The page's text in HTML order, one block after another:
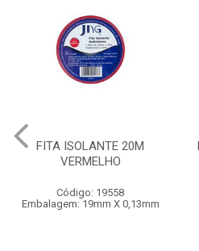
FITA ISOLANTE 10M VERDE
Código: 19121
Embalagem: 19mm X 0,13mm